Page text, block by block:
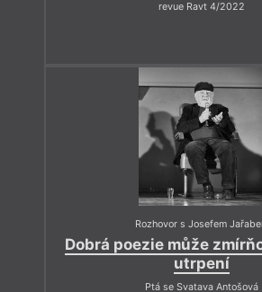
revue Ravt 4/2022
Rozhovor s Josefem
Dobrá poezie může
utrpení
Ptá se Svatava Antošová